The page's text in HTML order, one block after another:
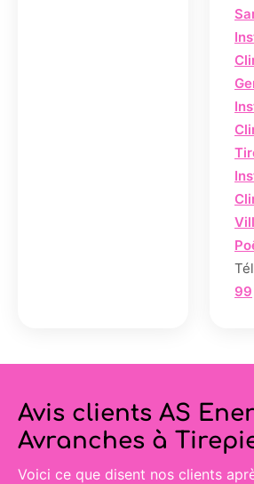
99
Avis clients AS
Avranches à
Voici ce que disent nos clients